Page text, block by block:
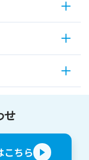
せ
こちら